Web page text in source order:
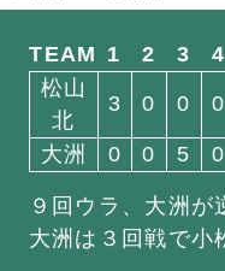
TEAM 1 2 3 4
松山
北
3 0 0 0
大洲 0 0 5 0
９回ウラ、大洲が
大洲は３回戦で小